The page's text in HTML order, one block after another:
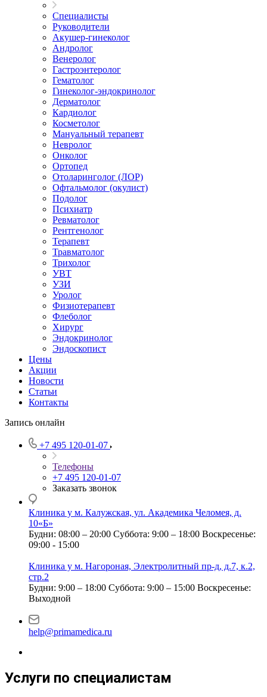
Специалисты
Руководители
Акушер-гинеколог
Андролог
Венеролог
Гастроэнтеролог
Гематолог
Гинеколог-эндокринолог
Дерматолог
Кардиолог
Косметолог
Мануальный терапевт
Невролог
Онколог
Ортопед
Отоларинголог (ЛОР)
Офтальмолог (окулист)
Подолог
Психиатр
Ревматолог
Рентгенолог
Терапевт
Травматолог
Трихолог
УВТ
УЗИ
Уролог
Физиотерапевт
Флеболог
Хирург
Эндокринолог
Эндоскопист
Цены
Акции
Новости
Статьи
Контакты
Запись онлайн
+7 495 120-01-07
Телефоны
+7 495 120-01-07
Заказать звонок
Клиника у м. Калужская, ул. Академика Челомея, д.
10«Б»
Будни: 08:00 – 20:00 Суббота: 9:00 – 18:00 Воскресенье:
09:00 - 15:00
Клиника у м. Нагороная, Электролитный пр-д, д.7, к.2,
стр.2
Будни: 9:00 – 18:00 Суббота: 9:00 – 15:00 Воскресенье:
Выходной
help@primamedica.ru
Услуги по специалистам